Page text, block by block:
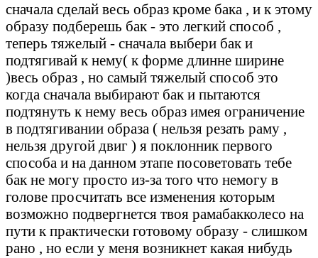
сначала сделай весь образ кроме бака , и к этому
образу подберешь бак - это легкий способ ,
теперь тяжелый - сначала выбери бак и
подтягивай к нему( к форме длинне ширине
)весь образ , но самый тяжелый способ это
когда сначала выбирают бак и пытаются
подтянуть к нему весь образ имея ограничение
в подтягивании образа ( нельзя резать раму ,
нельзя другой двиг ) я поклонник первого
способа и на данном этапе посоветовать тебе
бак не могу просто из-за того что немогу в
голове просчитать все изменения которым
возможно подвергнется твоя рамабакколесо на
пути к практически готовому образу - слишком
рано , но если у меня возникнет какая нибудь